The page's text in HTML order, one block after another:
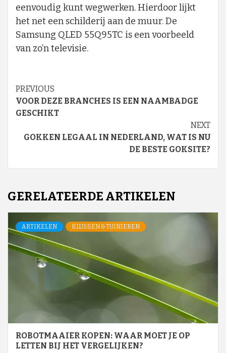
eenvoudig kunt wegwerken. Hierdoor lijkt
het net een schilderij aan de muur. De
Samsung QLED 55Q95TC is een voorbeeld
van zo’n televisie.
Continue
Reading
PREVIOUS
VOOR DEZE BRANCHES IS EEN NAAMBADGE
GESCHIKT
NEXT
GOKKEN LEGAAL IN NEDERLAND, WAT IS NU
DE BESTE GOKSITE?
GERELATEERDE ARTIKELEN
ARTIKELEN KLUSSEN & TUINIEREN
ROBOTMAAIER KOPEN: WAAR MOET JE OP
LETTEN BIJ HET VERGELIJKEN?